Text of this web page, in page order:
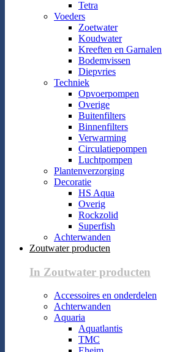
Tetra
Voeders
Zoetwater
Koudwater
Kreeften en Garnalen
Bodemvissen
Diepvries
Techniek
Opvoerpompen
Overige
Buitenfilters
Binnenfilters
Verwarming
Circulatiepompen
Luchtpompen
Plantenverzorging
Decoratie
HS Aqua
Overig
Rockzolid
Superfish
Achterwanden
Zoutwater producten
In Zoutwater producten
Accessoires en onderdelen
Achterwanden
Aquaria
Aquatlantis
TMC